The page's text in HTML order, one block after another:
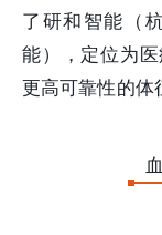
了研和智能（
能），定位为
更高可靠性的体